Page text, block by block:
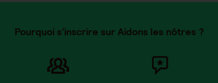
Pourquoi s’inscrire sur Aidons les nôtres ?